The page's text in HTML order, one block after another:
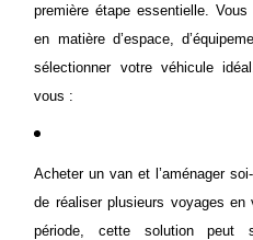
première étape essentielle.
en matière d’espace,
sélectionner votre véhicule
vous :
Acheter un van et l’aménager
de réaliser plusieurs voyages
période, cette solution peut